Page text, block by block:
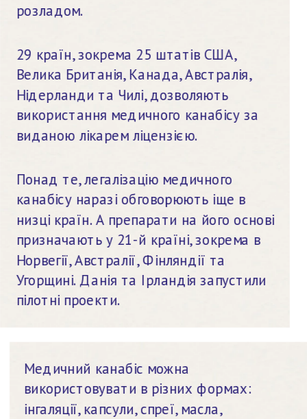
розладом.
29 країн, зокрема 25 штатів США,
Велика Британія, Канада, Австралія,
Нідерланди та Чилі, дозволяють
використання медичного канабісу за
виданою лікарем ліцензією.
Понад те, легалізацію медичного
канабісу наразі обговорюють іще в
низці країн. А препарати на його основі
призначають у 21-й країні, зокрема в
Норвегії, Австралії, Фінляндії та
Угорщині. Данія та Ірландія запустили
пілотні проекти.
Медичний канабіс можна
використовувати в різних формах:
інгаляції, капсули, спреї, масла,